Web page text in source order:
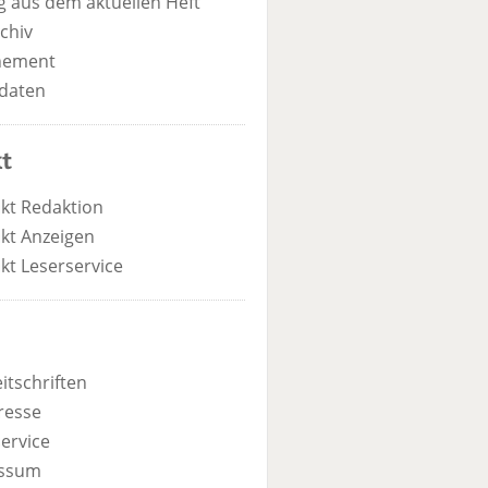
Redaktion
Anzeigen
Leserservice